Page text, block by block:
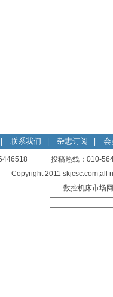
联系我们 杂志订阅 会
56446518 投稿热线：
Copyright 2011
数控机床市场网